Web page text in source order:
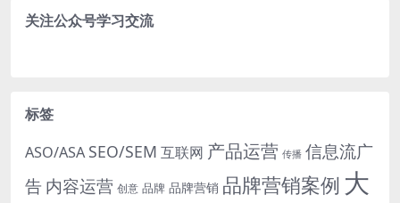
关注公众号学习交流
标签
ASO/ASA SEO/SEM 互联网 产品运营 传播 信息流广
告 内容运营 创意 品牌 品牌营销 品牌营销案例 大